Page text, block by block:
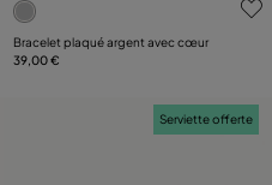
Bracelet plaqué argent avec cœur
39,00 €
Serviette offerte